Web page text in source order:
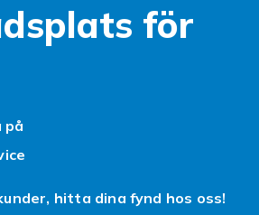
för
på
hitta dina fynd hos oss!